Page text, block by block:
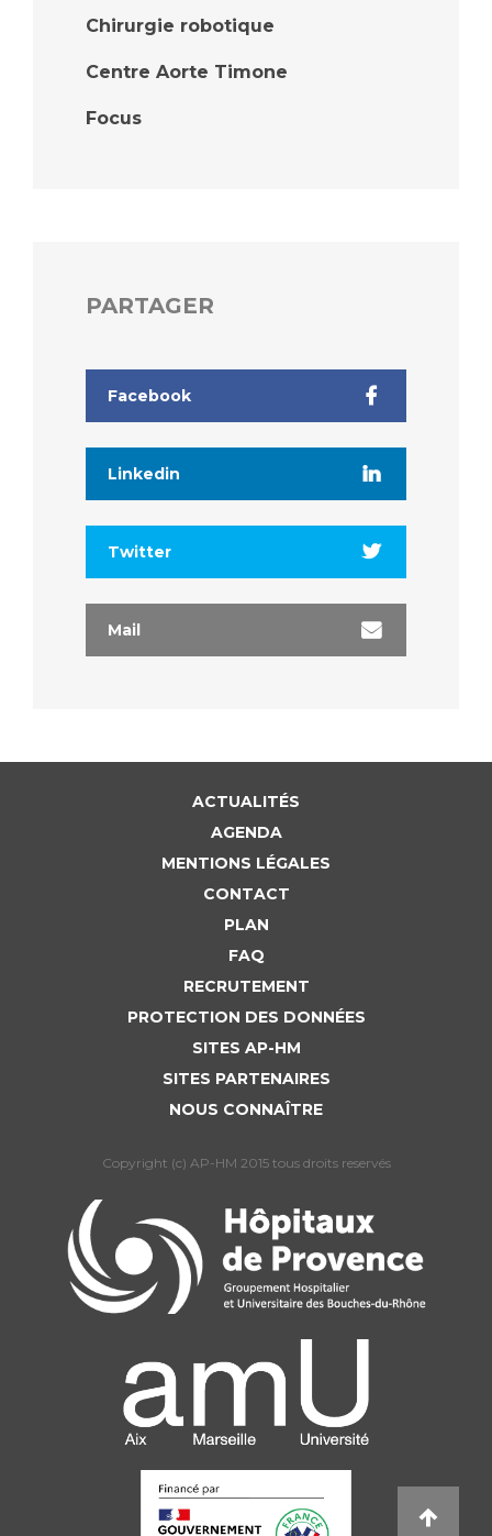
Chirurgie robotique
Centre Aorte Timone
Focus
PARTAGER
Facebook
Linkedin
Twitter
Mail
ACTUALITÉS
AGENDA
MENTIONS LÉGALES
CONTACT
PLAN
FAQ
RECRUTEMENT
PROTECTION DES DONNÉES
SITES AP-HM
SITES PARTENAIRES
NOUS CONNAÎTRE
Copyright (c) AP-HM 2015 tous droits reservés